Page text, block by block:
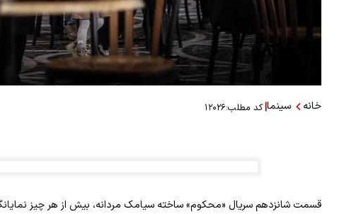
خانه سینما|کد مطلب:۱۲۰۲۶
قسمت شانزدهم سریال «محکوم» ساخته سیامک مردانه، بیش از هر چیز